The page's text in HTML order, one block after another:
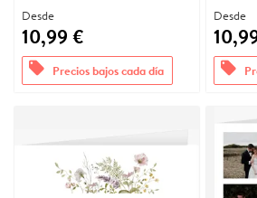
Desde
10,99 €
offers Precios bajos cada día
Desde
offers